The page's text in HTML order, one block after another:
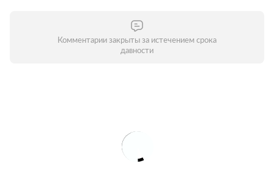
Комментарии закрыты за истечением срока
давности